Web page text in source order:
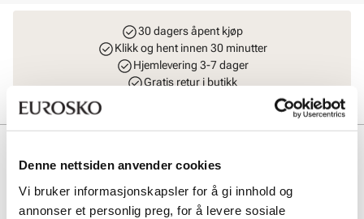
Denne nettsiden anvender cookies
Vi bruker informasjonskapsler for å gi innhold og
annonser et personlig preg, for å levere sosiale
30 dagers åpent kjøp
Klikk og hent innen 30 minutter
Hjemlevering 3-7 dager
Gratis retur i butikk
er også laget i skinnmateriale av topp kvalitet. Høyden på skaftet er
litt lavere enn på en mer tradisjonell chelsea boot. Yttersålen er myk